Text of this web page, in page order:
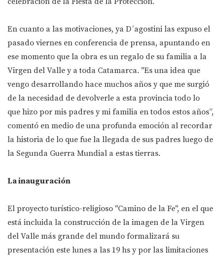
En cuanto a las motivaciones, ya D´agostini las expuso el
pasado viernes en conferencia de prensa, apuntando en
ese momento que la obra es un regalo de su familia a la
Virgen del Valle y a toda Catamarca. "Es una idea que
vengo desarrollando hace muchos años y que me surgió
de la necesidad de devolverle a esta provincia todo lo
que hizo por mis padres y mi familia en todos estos años”,
comentó en medio de una profunda emoción al recordar
la historia de lo que fue la llegada de sus padres luego de
la Segunda Guerra Mundial a estas tierras.
La inauguración
El proyecto turístico-religioso "Camino de la Fe", en el que
está incluida la construcción de la imagen de la Virgen
del Valle más grande del mundo formalizará su
presentación este lunes a las 19 hs y por las limitaciones